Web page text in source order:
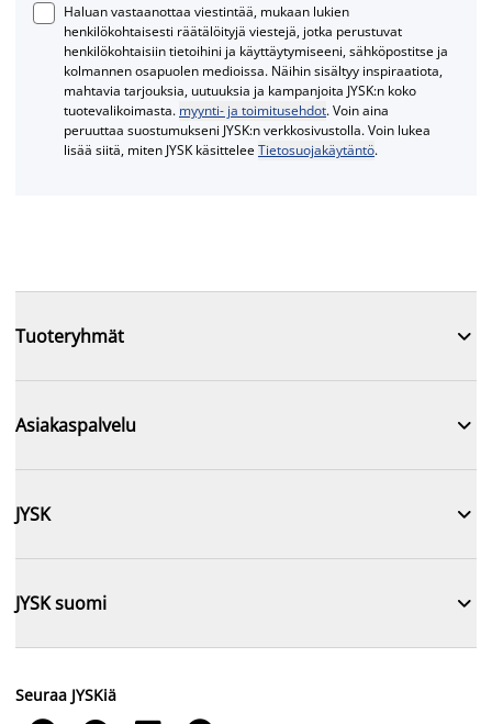
Haluan vastaanottaa viestintää, mukaan lukien
henkilökohtaisesti räätälöityjä viestejä, jotka perustuvat
henkilökohtaisiin tietoihini ja käyttäytymiseeni, sähköpostitse ja
kolmannen osapuolen medioissa. Näihin sisältyy inspiraatiota,
mahtavia tarjouksia, uutuuksia ja kampanjoita JYSK:n koko
tuotevalikoimasta. myynti- ja toimitusehdot. Voin aina
peruuttaa suostumukseni JYSK:n verkkosivustolla. Voin lukea
lisää siitä, miten JYSK käsitteleeTietosuojakäytäntö.
Tuoteryhmät 
Asiakaspalvelu 
JYSK 
JYSK suomi 
Seuraa JYSKiä